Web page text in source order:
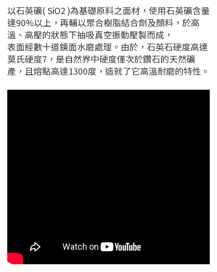
以石英礦( SiO2 )為基礎原料之面材，使用石英礦含量
達90%以上，再輔以聚合樹脂結合劑及顏料，於高
溫、高壓的狀態下抽吸真空振動壓製而成，
表面經數十道鏡面水磨處理。由於，石英石硬度高達
莫氏硬度7，是自然界中硬度僅次於鑽石的天然礦
產，且熔點高達1300度，造就了它高溫耐磨的特性。